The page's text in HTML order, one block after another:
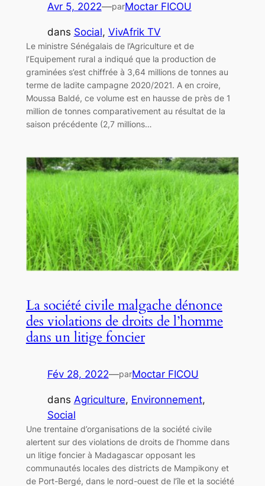
Avr 5, 2022—parMoctar FICOU
dans Social, VivAfrik TV
Le ministre Sénégalais de l’Agriculture et de
l’Equipement rural a indiqué que la production de
graminées s’est chiffrée à 3,64 millions de tonnes au
terme de ladite campagne 2020/2021. A en croire,
Moussa Baldé, ce volume est en hausse de près de 1
million de tonnes comparativement au résultat de la
saison précédente (2,7 millions…
La société civile malgache dénonce
des violations de droits de l’homme
dans un litige foncier
Fév 28, 2022—parMoctar FICOU
dans Agriculture, Environnement
Social
Une trentaine d’organisations de la société civile
alertent sur des violations de droits de l’homme dans
un litige foncier à Madagascar opposant les
communautés locales des districts de Mampikony et
de Port-Bergé, dans le nord-ouest de l’île et la société